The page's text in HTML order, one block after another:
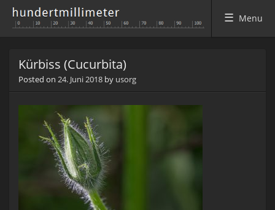
Menu
Kürbiss (Cucurbita)
Posted on 24. Juni 2018 by usorg